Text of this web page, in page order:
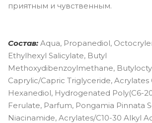
приятным и чувственным.
Состав: Aqua, Propanediol,
Ethylhexyl Salicylate, Butyl
Methoxydibenzoylmethane,
Caprylic/Capric Triglyceride, Acrylates
Hexanediol, Hydrogenated Poly(C6-
Ferulate, Parfum, Pongamia Pinnata
Niacinamide, Acrylates/C10-30 Alkyl